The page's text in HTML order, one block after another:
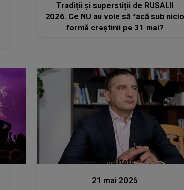
Tradiții și superstiții de RUSALII
2026. Ce NU au voie să facă sub nicio
formă creștinii pe 31 mai?
Actualitate
21 mai 2026